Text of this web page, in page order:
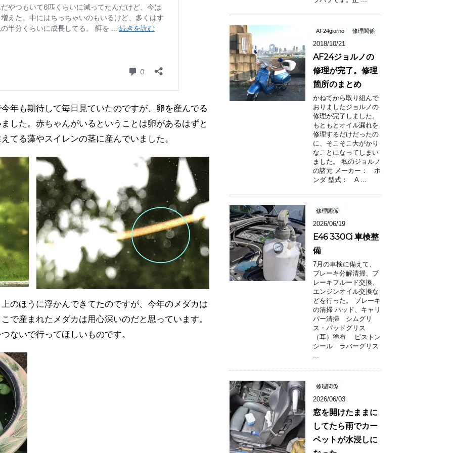
年も期待して毎日見ていたのですが、卵を産んでる
した。赤ちゃんがいるということは卵があるはずと
てる藻やスイレンの茎に産んでいました。
のほうに浮かんできてたのですが、今年のメダカは
で産まれたメダカは用心深いのだと思っています。
ないで行ってほしいものです。
AF24giorno 修理関係
2018/10/21
AF24ジョルノの
修理が完了。修理
箇所のまとめ
かねてから取り組んで
おりましたジョルノの
修理が完了しました。
もともとオイル漏れを
修理するだけだったの
に、そこそこ大がかり
なことになってしまい
ました。 私のジョルノ
の諸元 メーカー： ホ
ンダ 型式： A ...
修理関係
2026/06/19
E46 330Ci 車検整
備
7月の車検に備えて、
ブレーキ分解清掃、ブ
レーキフルード交換、
エンジンオイル交換な
どを行った。 ブレーキ
の清掃 パッド、キャリ
パー清掃 シムグリ
ス・パッドグリス
（耳）塗布 ピストン
シール ラバーグリス
...
修理関係
2026/06/03
窓を開けたままに
してたら雨でカー
ペットが水浸しに